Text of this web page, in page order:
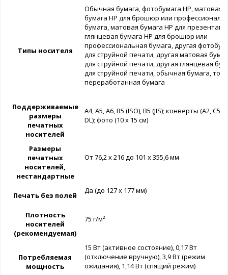
Типы носителя
Обычная бумага, фотобумага HP, матовая
бумага HP для брошюр или
бумага, матовая бумага HP для
глянцевая бумага HP для брошюр или
профессиональная бумага, другая
для струйной печати, другая матовая
для струйной печати, другая глянцевая
для струйной печати, обычная бумага,
переработанная бумага
Поддерживаемые
размеры
печатных
носителей
A4, A5, A6, B5 (ISO), B5 (JIS); конверты (A2, C5,
DL); фото (10 x 15 см)
Размеры
печатных
носителей,
нестандартные
От 76,2 x 216 до 101 x 355,6 мм
Печать без полей
Да (до 127 x 177 мм)
Плотность
носителей
(рекомендуемая)
75 г/м²
Потребляемая
мощность
15 Вт (активное состояние), 0,17 Вт
(отключение вручную), 3,9 Вт (режим
ожидания), 1,14 Вт (спящий режим)